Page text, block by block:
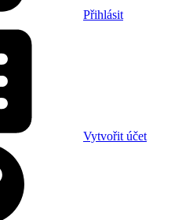
Přihlásit
Vytvořit účet